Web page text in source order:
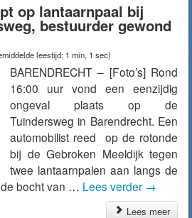
op lantaarnpaal bij
bestuurder gewond
leestijd: 1 min, 1 sec)
BARENDRECHT – [Foto’s] Rond
16:00 uur vond een eenzijdig
ongeval plaats op de
Tuindersweg in Barendrecht. Een
automobilist reed op de rotonde
bij de Gebroken Meeldijk tegen
twee lantaarnpalen aan langs de
bocht van … Lees verder →
Lees meer